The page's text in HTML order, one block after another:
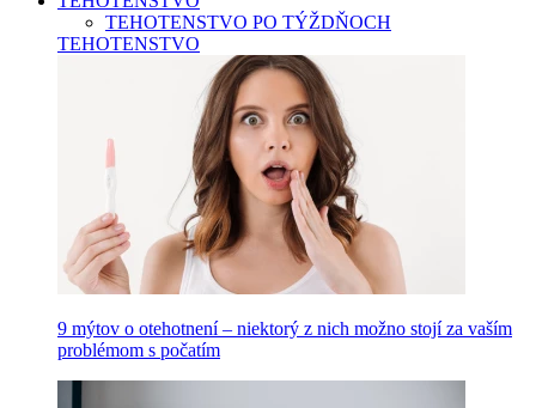
TEHOTENSTVO PO TÝŽDŇOCH
TEHOTENSTVO
9 mýtov o otehotnení – niektorý z nich možno stojí za vaším
problémom s počatím